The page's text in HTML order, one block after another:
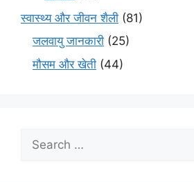
स्वास्थ्य और जीवन शैली (81)
जलवायु जानकारी (25)
मौसम और खेती (44)